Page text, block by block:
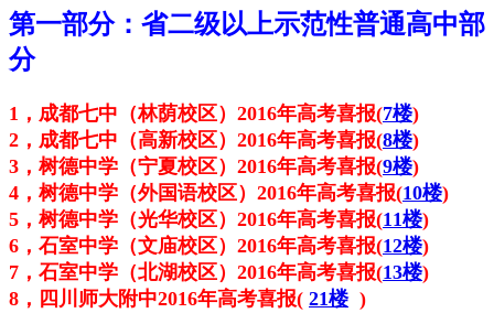
第一部分： 省二级以上示范性普通高中部
分
1，成都七中（林荫校区）2016年高考喜报(7楼)
2， 成都七中（高新校区）2016年高考喜报(8楼)
3，树德中学（宁夏校区） 2016年高考喜报(9楼)
4， 树德中学（外国语校区） 2016年高考喜报(10楼)
5， 树德中学（光华校区） 2016年高考喜报(11楼)
6 ，石室中学（文庙校区）2016年高考喜报(12楼)
7，石室中学（北湖校区）2016年高考喜报(13楼)
8，四川师大附中2016年高考喜报( 21楼 )